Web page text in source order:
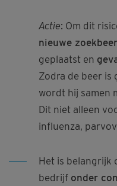
Actie: Om dit
nieuwe zoekbeer
geplaatst en
Zodra de beer
wordt hij samen
Dit niet alleen
influenza,
Het is belangrijk
bedrijf onder